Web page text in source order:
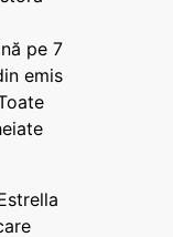
pe 7
emis